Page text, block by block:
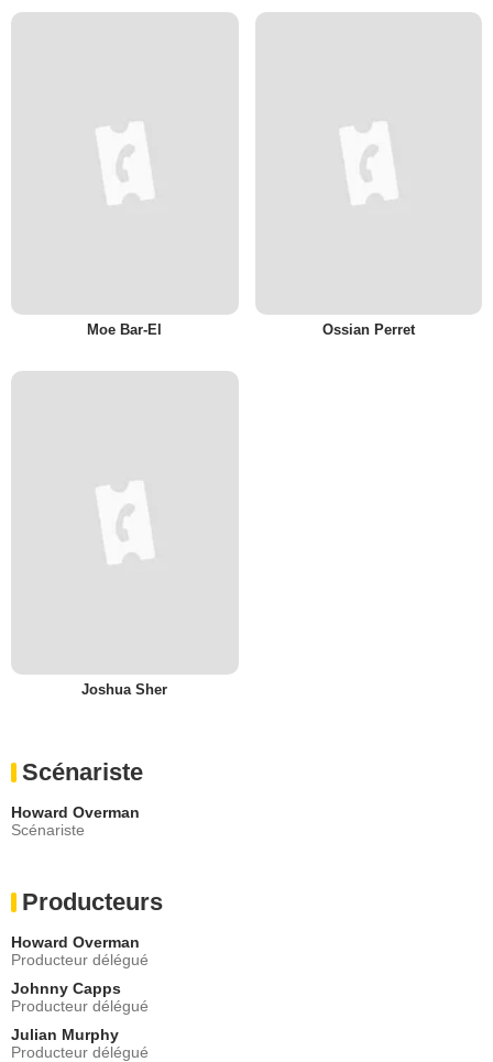
Moe Bar-El Ossian Perret
Joshua Sher
Scénariste
Howard Overman
Scénariste
Producteurs
Howard Overman
Producteur délégué
Johnny Capps
Producteur délégué
Julian Murphy
Producteur délégué